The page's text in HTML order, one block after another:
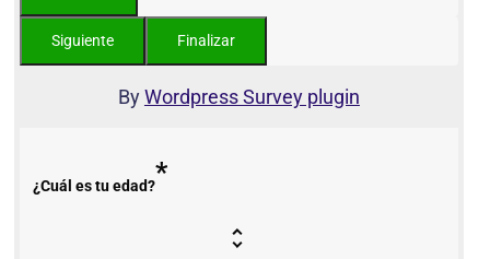
ByWordpress Survey plugin
¿Cuál es tu edad?*